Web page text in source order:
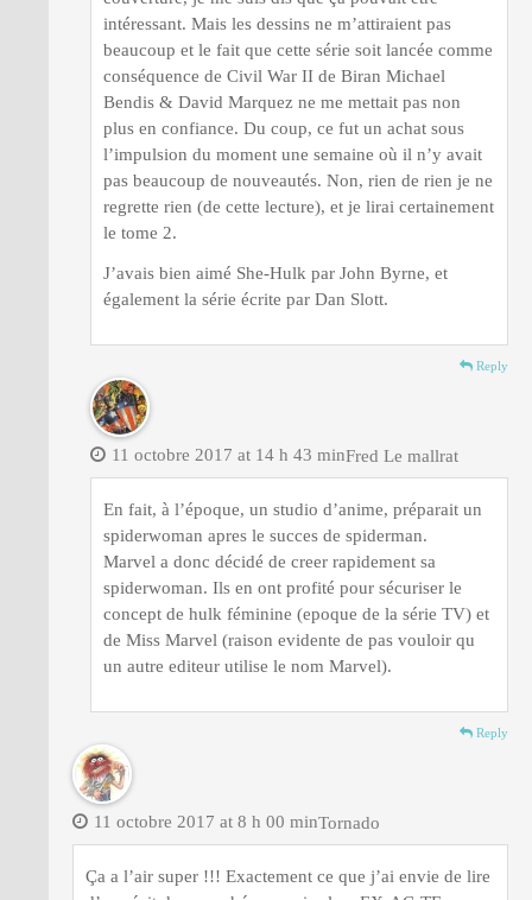
intéressant. Mais les dessins ne m’attiraient pas
beaucoup et le fait que cette série soit lancée comme
conséquence de Civil War II de Biran Michael
Bendis & David Marquez ne me mettait pas non
plus en confiance. Du coup, ce fut un achat sous
l’impulsion du moment une semaine où il n’y avait
pas beaucoup de nouveautés. Non, rien de rien je ne
regrette rien (de cette lecture), et je lirai certainement
le tome 2.
J’avais bien aimé She-Hulk par John Byrne, et
également la série écrite par Dan Slott.
Reply
Fred Le mallrat
11 octobre 2017 at 14 h 43 min
En fait, à l’époque, un studio d’anime, préparait un
spiderwoman apres le succes de spiderman.
Marvel a donc décidé de creer rapidement sa
spiderwoman. Ils en ont profité pour sécuriser le
concept de hulk féminine (epoque de la série TV) et
de Miss Marvel (raison evidente de pas vouloir qu
un autre editeur utilise le nom Marvel).
Reply
Tornado
11 octobre 2017 at 8 h 00 min
Ça a l’air super !!! Exactement ce que j’ai envie de lire